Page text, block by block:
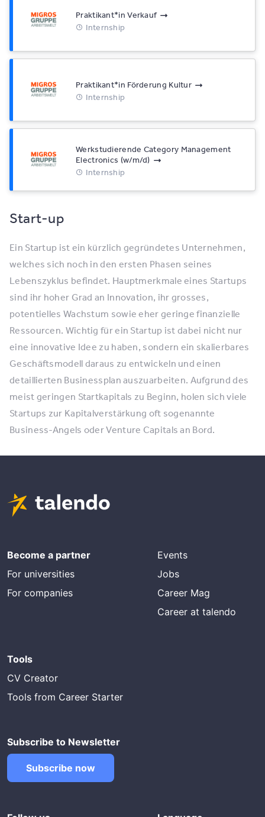
Praktikant*​in Verkauf
Internship
Praktikant*​in Förderung Kultur
Internship
Werkstudierende Category Management
Electronics (w/​m/​d)
Internship
Start-up
Ein Startup ist ein kürzlich gegründetes Unternehmen,
welches sich noch in den ersten Phasen seines
Lebenszyklus befindet. Hauptmerkmale eines Startups
sind ihr hoher Grad an Innovation, ihr grosses,
potentielles Wachstum sowie eher geringe finanzielle
Ressourcen. Wichtig für ein Startup ist dabei nicht nur
eine innovative Idee zu haben, sondern ein skalierbares
Geschäftsmodell daraus zu entwickeln und einen
detaillierten Businessplan auszuarbeiten. Aufgrund des
meist geringen Startkapitals zu Beginn, holen sich viele
Startups zur Kapitalverstärkung oft sogenannte
Business-Angels oder Venture Capitals an Bord.
Become a partner
For universities
For companies
Events
Jobs
Career Mag
Career at talendo
Tools
CV Creator
Tools from Career Starter
Subscribe to Newsletter
Subscribe now